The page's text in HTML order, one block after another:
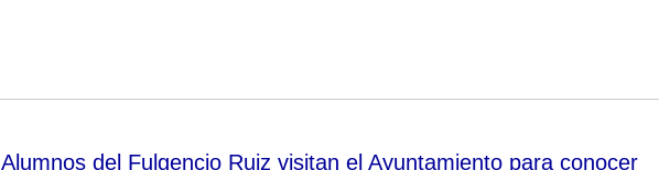
Alumnos del Fulgencio Ruiz visitan el Ayuntamiento para conocer